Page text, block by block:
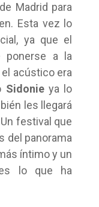
Madrid para
Esta vez lo
ya que el
ponerse a la
acústico era
Sidonieya lo
les llegará
Un festival que
del panorama
íntimo y un
lo que ha